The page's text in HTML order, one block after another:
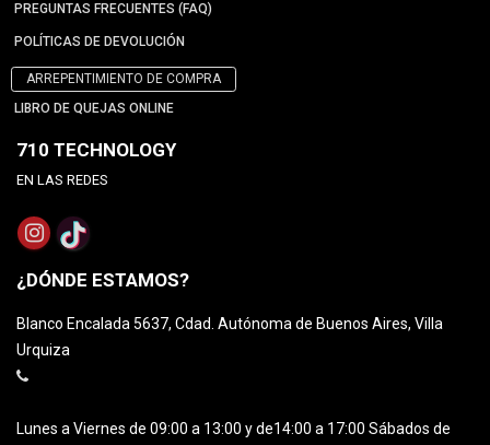
PREGUNTAS FRECUENTES (FAQ)
POLÍTICAS DE DEVOLUCIÓN
ARREPENTIMIENTO DE COMPRA
LIBRO DE QUEJAS ONLINE
710 TECHNOLOGY
EN LAS REDES
¿DÓNDE ESTAMOS?
Blanco Encalada 5637, Cdad. Autónoma de Buenos Aires, Villa
Urquiza
Lunes a Viernes de 09:00 a 13:00 y de14:00 a 17:00 Sábados de